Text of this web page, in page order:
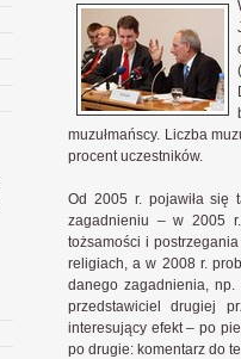
muzułmańscy. Liczba
procent uczestników.
Od 2005 r. pojawiła się
zagadnieniu – w 2005
tożsamości i
religiach, a w 2008 r.
danego zagadnienia,
przedstawiciel drugiej
interesujący efekt – po
po drugie: komentarz do